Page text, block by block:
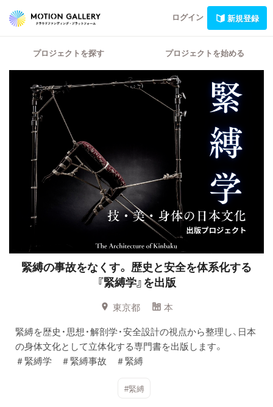
ログイン 新規登録
プロジェクトを探す プロジェクトを始める
緊縛の事故をなくす。 歴史と安全を体系化する
『緊縛学』を出版
東京都
本
緊縛を歴史・思想・解剖学・安全設計の視点から整理し、日本
の身体文化として立体化する専門書を出版します。
＃緊縛学 ＃緊縛事故 ＃緊縛
#緊縛